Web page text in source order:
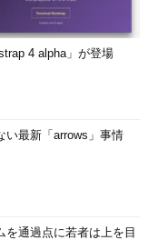
4 alpha」が登場
い最新「arrows」事情
を通過点に若者は上を目